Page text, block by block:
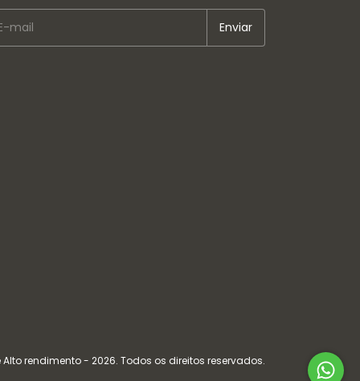
Alto rendimento - 2026. Todos os direitos reservados.